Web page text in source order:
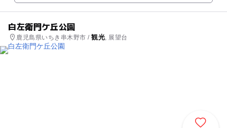
白左衛門ケ丘公園
鹿児島県いちき串木野市 /観光, 展望台